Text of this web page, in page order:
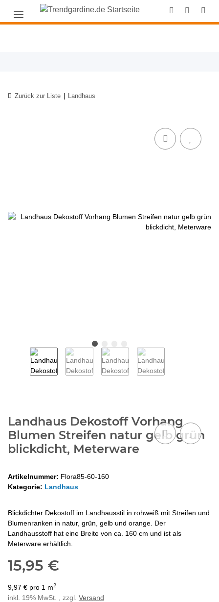
Zurück zur Liste Landhaus
Landhaus Dekostoff Vorhang
Blumen Streifen natur gelb grün
blickdicht, Meterware
Artikelnummer: Flora85-60-160
Kategorie: Landhaus
Blickdichter Dekostoff im Landhausstil in rohweiß mit Streifen und
Blumenranken in natur, grün, gelb und orange. Der
Landhausstoff hat eine Breite von ca. 160 cm und ist als
Meterware erhältlich.
15,95 €
9,97 € pro 1 m2
inkl. 19% MwSt. , zzgl. Versand